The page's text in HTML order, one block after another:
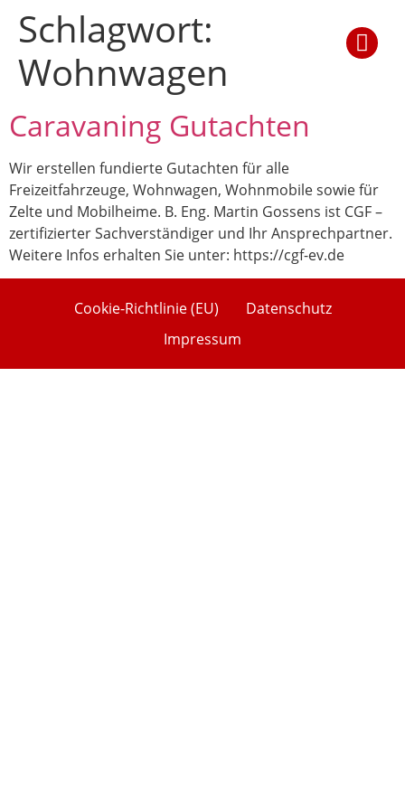
Schlagwort:
Wohnwagen
Caravaning Gutachten
Wir erstellen fundierte Gutachten für alle
Freizeitfahrzeuge, Wohnwagen, Wohnmobile sowie für
Zelte und Mobilheime. B. Eng. Martin Gossens ist CGF –
zertifizierter Sachverständiger und Ihr Ansprechpartner.
Weitere Infos erhalten Sie unter: https://cgf-ev.de
Cookie-Richtlinie (EU)
Datenschutz
Impressum